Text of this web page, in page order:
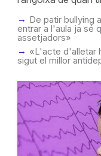
De patir bullying
entrar a l'aula ja sé
assetjadors»
«L'acte d'alletar
sigut el millor